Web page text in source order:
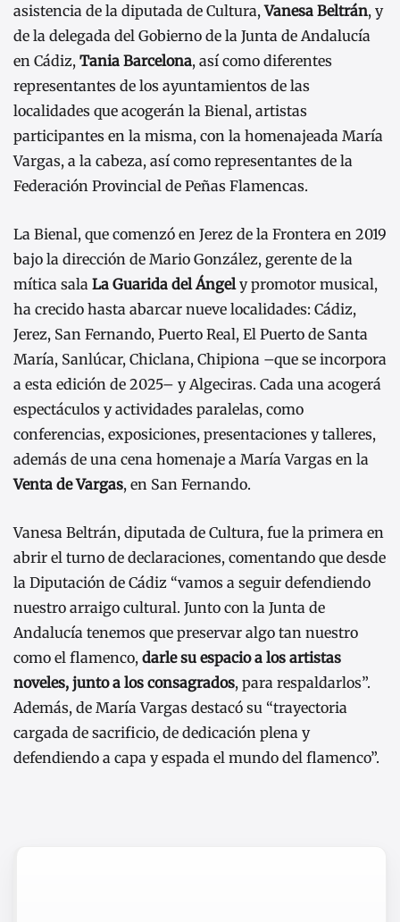
asistencia de la diputada de Cultura,Vanesa Beltrán, y
de la delegada del Gobierno de la Junta de Andalucía
en Cádiz, Tania Barcelona, así como diferentes
representantes de los ayuntamientos de las
localidades que acogerán la Bienal, artistas
participantes en la misma, con la homenajeada María
Vargas, a la cabeza, así como representantes de la
Federación Provincial de Peñas Flamencas.
La Bienal, que comenzó en Jerez de la Frontera en 2019
bajo la dirección de Mario González, gerente de la
mítica sala La Guarida del Ángely promotor musical,
ha crecido hasta abarcar nueve localidades: Cádiz,
Jerez, San Fernando, Puerto Real, El Puerto de Santa
María, Sanlúcar, Chiclana, Chipiona –que se incorpora
a esta edición de 2025– y Algeciras. Cada una acogerá
espectáculos y actividades paralelas, como
conferencias, exposiciones, presentaciones y talleres,
además de una cena homenaje a María Vargas en la
Venta de Vargas, en San Fernando.
Vanesa Beltrán, diputada de Cultura, fue la primera en
abrir el turno de declaraciones, comentando que desde
la Diputación de Cádiz “vamos a seguir defendiendo
nuestro arraigo cultural. Junto con la Junta de
Andalucía tenemos que preservar algo tan nuestro
como el flamenco, darle su espacio a los artistas
noveles, junto a los consagrados, para respaldarlos”.
Además, de María Vargas destacó su “trayectoria
cargada de sacrificio, de dedicación plena y
defendiendo a capa y espada el mundo del flamenco”.